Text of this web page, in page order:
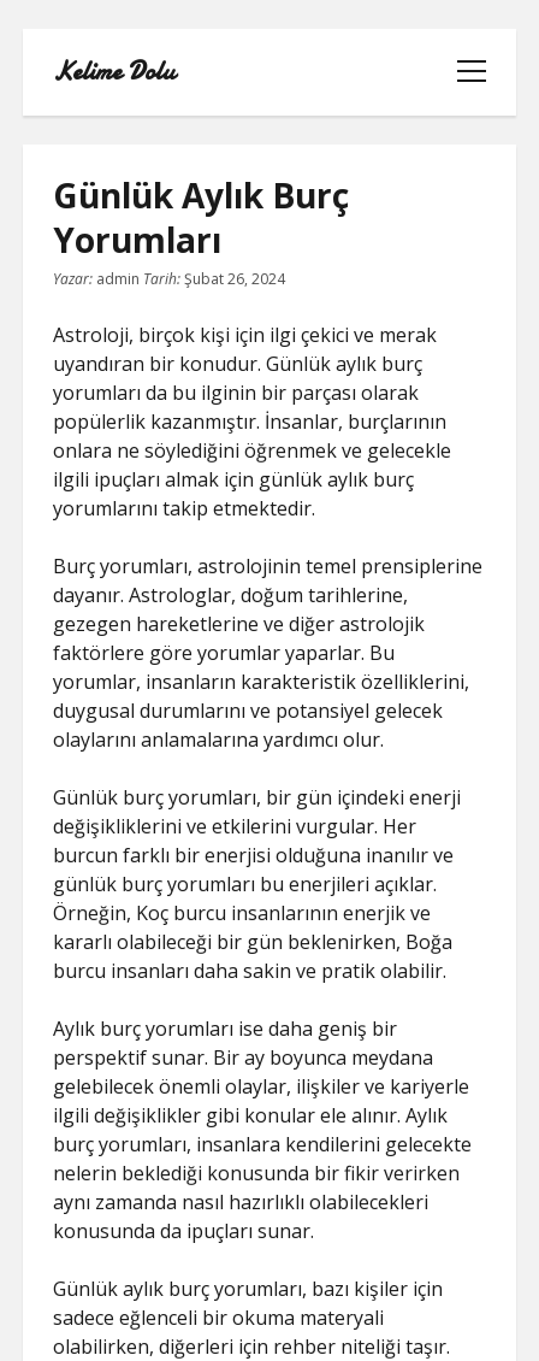
Kelime Dolu
menüyü
aç
INSTAGRAM BOT HESAPLARININ
HIKAYEME BAKMASI
LISTE
SAYFA LISTESI
TWITTER FAVORI KASMA PARASIZ
TWITTER TAKIPÇI HILESI ŞIFRESIZ
Günlük Aylık Burç
Yorumları
Yazar: admin Tarih:Şubat 26, 2024
Astroloji, birçok kişi için ilgi çekici ve merak
uyandıran bir konudur. Günlük aylık burç
yorumları da bu ilginin bir parçası olarak
popülerlik kazanmıştır. İnsanlar, burçlarının
onlara ne söylediğini öğrenmek ve gelecekle
ilgili ipuçları almak için günlük aylık burç
yorumlarını takip etmektedir.
Burç yorumları, astrolojinin temel prensiplerine
dayanır. Astrologlar, doğum tarihlerine,
gezegen hareketlerine ve diğer astrolojik
faktörlere göre yorumlar yaparlar. Bu
yorumlar, insanların karakteristik özelliklerini,
duygusal durumlarını ve potansiyel gelecek
olaylarını anlamalarına yardımcı olur.
Günlük burç yorumları, bir gün içindeki enerji
değişikliklerini ve etkilerini vurgular. Her
burcun farklı bir enerjisi olduğuna inanılır ve
günlük burç yorumları bu enerjileri açıklar.
Örneğin, Koç burcu insanlarının enerjik ve
kararlı olabileceği bir gün beklenirken, Boğa
burcu insanları daha sakin ve pratik olabilir.
Aylık burç yorumları ise daha geniş bir
perspektif sunar. Bir ay boyunca meydana
gelebilecek önemli olaylar, ilişkiler ve kariyerle
ilgili değişiklikler gibi konular ele alınır. Aylık
burç yorumları, insanlara kendilerini gelecekte
nelerin beklediği konusunda bir fikir verirken
aynı zamanda nasıl hazırlıklı olabilecekleri
konusunda da ipuçları sunar.
Günlük aylık burç yorumları, bazı kişiler için
sadece eğlenceli bir okuma materyali
olabilirken, diğerleri için rehber niteliği taşır.